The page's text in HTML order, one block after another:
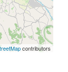
contributors